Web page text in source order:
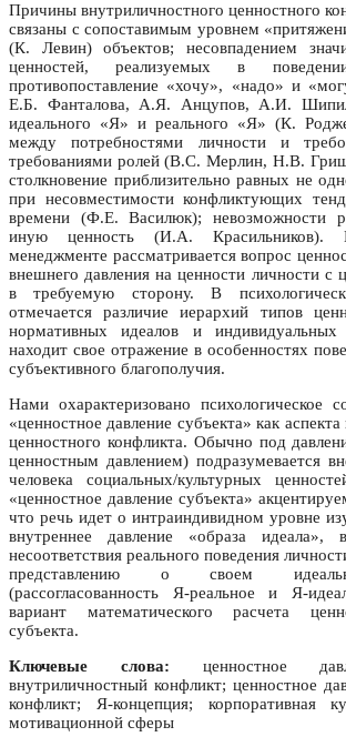
Причины внутриличностного ценностного
связаны с сопоставимым уровнем
(К. Левин) объектов; несовпадением
ценностей, реализуемых в
противопоставление «хочу», «надо» и
Е.Б. Фанталова, А.Я. Анцупов, А.И.
идеального «Я» и реального «Я» (К.
между потребностями личности и
требованиями ролей (В.С. Мерлин, Н.В.
столкновение приблизительно равных не
при несовместимости конфликтующих
времени (Ф.Е. Василюк); невозможности
иную ценность (И.А.
менеджменте рассматривается вопрос
внешнего давления на ценности личности с
в требуемую сторону. В
отмечается различие иерархий типов
нормативных идеалов и индивидуальных
находит свое отражение в особенностях
субъективного благополучия.
Нами охарактеризовано психологическое
«ценностное давление субъекта» как
ценностного конфликта. Обычно под
ценностным давлением) подразумевается
человека социальных/культурных
«ценностное давление субъекта»
что речь идет о интраиндивидном уровне
внутреннее давление «образа идеала»,
несоответствия реального поведения
представлению о своем
(рассогласованность Я-реальное и Я-
вариант математического расчета
субъекта.
Ключевые слова: ценностное
внутриличностный конфликт; ценностное
конфликт; Я-концепция; корпоративная
мотивационной сферы